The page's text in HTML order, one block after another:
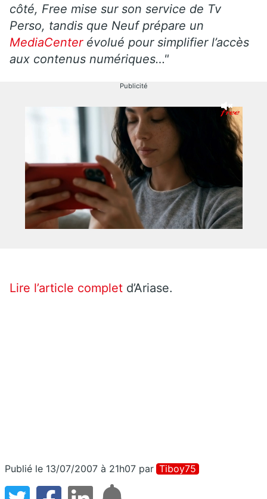
côté, Free mise sur son service de Tv
Perso, tandis que Neuf prépare un
MediaCenter évolué pour simplifier l’accès
aux contenus numériques…"
Publicité
Lire l’article complet d’Ariase.
Publié le 13/07/2007 à 21h07 par Tiboy75